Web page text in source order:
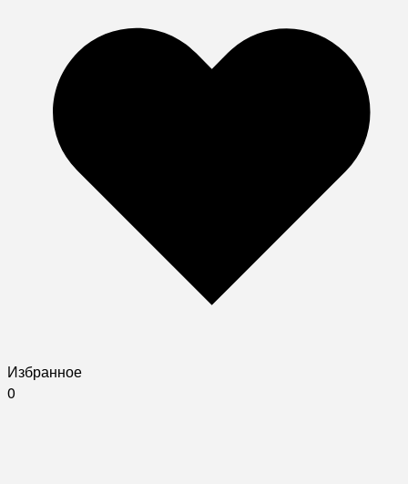
Избранное
0